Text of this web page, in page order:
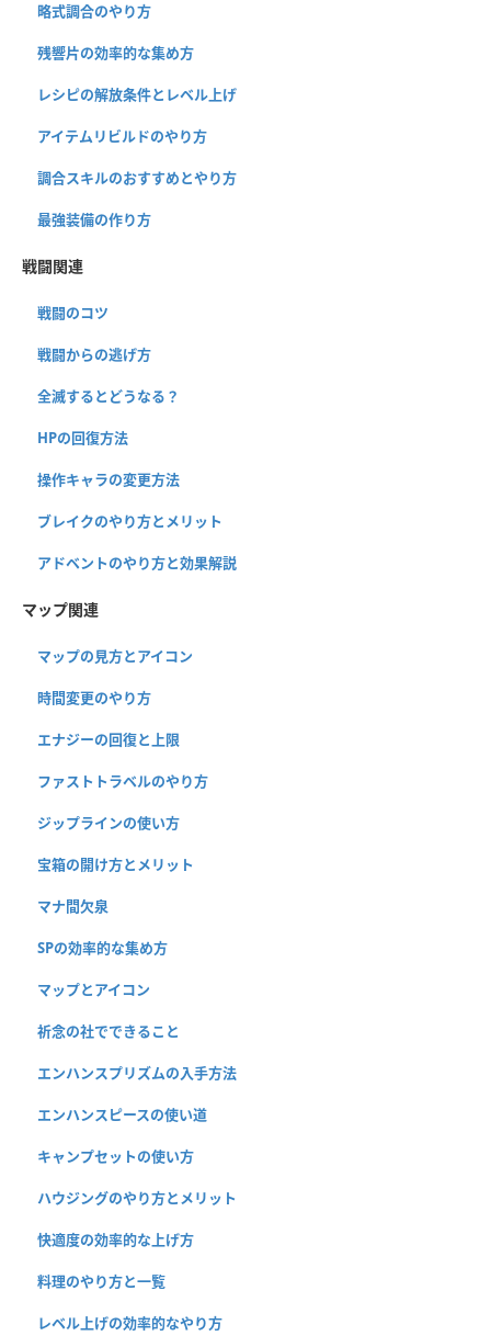
略式調合のやり方
残響片の効率的な集め方
レシピの解放条件とレベル上げ
アイテムリビルドのやり方
調合スキルのおすすめとやり方
最強装備の作り方
戦闘関連
戦闘のコツ
戦闘からの逃げ方
全滅するとどうなる？
HPの回復方法
操作キャラの変更方法
ブレイクのやり方とメリット
アドベントのやり方と効果解説
マップ関連
マップの見方とアイコン
時間変更のやり方
エナジーの回復と上限
ファストトラベルのやり方
ジップラインの使い方
宝箱の開け方とメリット
マナ間欠泉
SPの効率的な集め方
マップとアイコン
祈念の社でできること
エンハンスプリズムの入手方法
エンハンスピースの使い道
キャンプセットの使い方
ハウジングのやり方とメリット
快適度の効率的な上げ方
料理のやり方と一覧
レベル上げの効率的なやり方